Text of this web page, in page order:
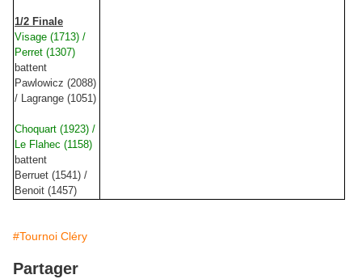
1/2 Finale
Visage (1713) /
Perret (1307)
battent
Pawlowicz (2088)
/ Lagrange (1051)
Choquart (1923) /
Le Flahec (1158)
battent
Berruet (1541) /
Benoit (1457)
#Tournoi Cléry
Partager